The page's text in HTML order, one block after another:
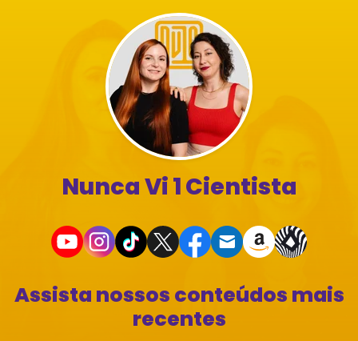
Nunca Vi 1 Cientista
Assista nossos conteúdos mais
recentes